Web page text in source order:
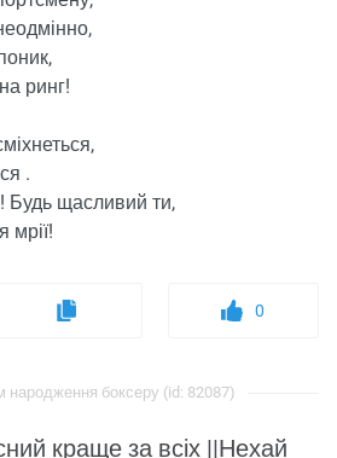
ринг!
.
Будь щасливий ти,
мрії!
0
​​народження боксеру (id: 82087)
краще за всіх ||Нехай